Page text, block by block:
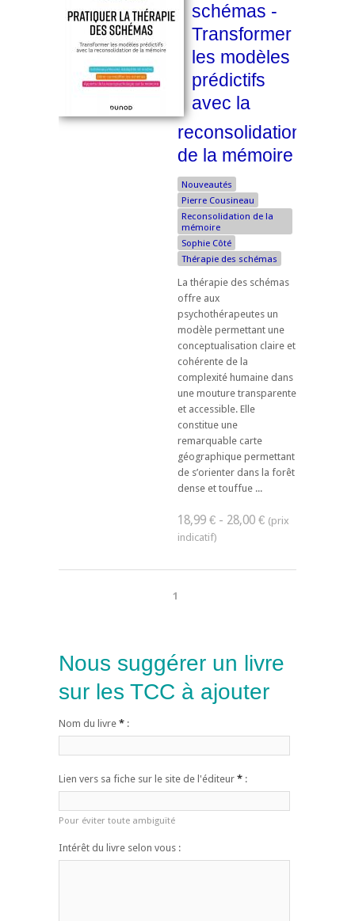
schémas -
Transformer
les modèles
prédictifs
avec la
reconsolidation
de la mémoire
Nouveautés
Pierre Cousineau
Reconsolidation de la
mémoire
Sophie Côté
Thérapie des schémas
La thérapie des schémas
offre aux
psychothérapeutes un
modèle permettant une
conceptualisation claire et
cohérente de la
complexité humaine dans
une mouture transparente
et accessible. Elle
constitue une
remarquable carte
géographique permettant
de s’orienter dans la forêt
dense et touffue ...
18,99 € - 28,00 €
1
Nous suggérer un livre
sur les TCC à ajouter
Nom du livre * :
Lien vers sa fiche sur le site de l'éditeur * :
Pour éviter toute ambiguïté
Intérêt du livre selon vous :